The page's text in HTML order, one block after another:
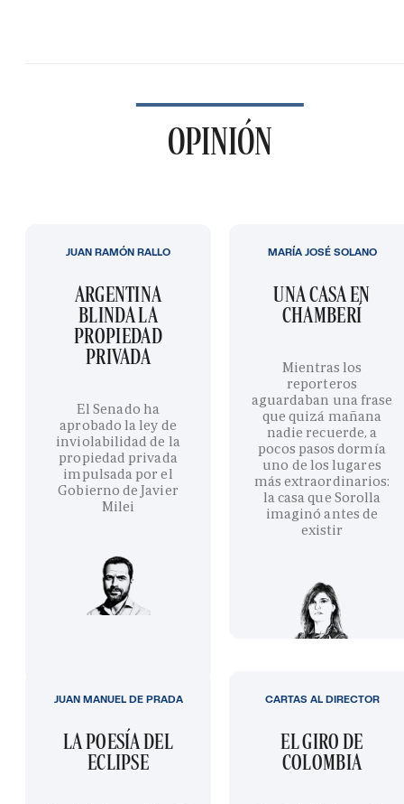
OPINIÓN
ARGENTINA
BLINDA LA
PROPIEDAD
PRIVADA
El Senado ha
aprobado la ley de
inviolabilidad de la
propiedad privada
impulsada por el
Gobierno de Javier
Milei
JUAN RAMÓN RALLO
UNA CASA EN
CHAMBERÍ
Mientras los
reporteros
aguardaban una frase
que quizá mañana
nadie recuerde, a
pocos pasos dormía
uno de los lugares
más extraordinarios:
la casa que Sorolla
imaginó antes de
existir
MARÍA JOSÉ SOLANO
LA POESÍA DEL
ECLIPSE
JUAN MANUEL DE PRADA
EL GIRO DE
COLOMBIA
CARTAS AL DIRECTOR